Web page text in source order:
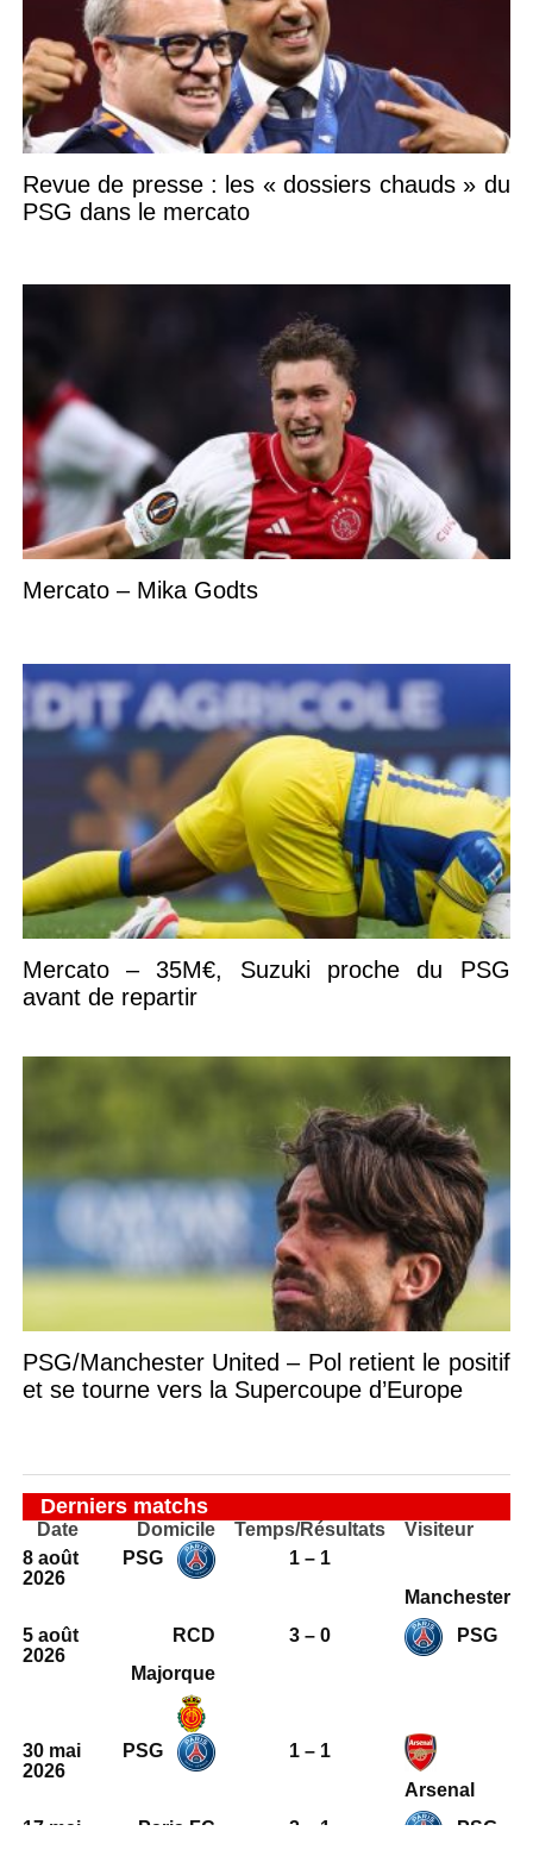
Revue de presse : les « dossiers chauds » du
PSG dans le mercato
Mercato – Mika Godts
Mercato – 35M€, Suzuki proche du PSG
avant de repartir
PSG/Manchester United – Pol retient le positif
et se tourne vers la Supercoupe d’Europe
Derniers matchs
Date Domicile Temps/Résultats
Visiteur
8 août
2026
PSG
1 – 1
Manchester
5 août
2026
RCD
Majorque
3 – 0 PSG
30 mai
2026
PSG
1 – 1
Arsenal
17 mai
Paris FC 2 – 1 PSG